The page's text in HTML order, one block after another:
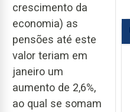
crescimento da
economia) as
pensões até este
valor teriam em
janeiro um
aumento de 2,6%,
ao qual se somam